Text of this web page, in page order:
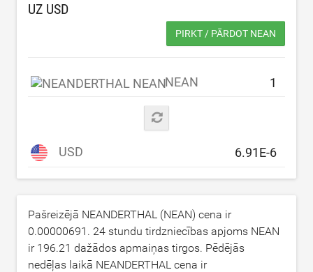
UZ USD
PIRKT / PĀRDOT NEAN
NEAN
USD
Pašreizējā NEANDERTHAL (NEAN) cena ir
0.00000691 . 24 stundu tirdzniecības apjoms NEAN
ir 196.21 dažādos apmaiņas tirgos. Pēdējās
nedēļas laikā NEANDERTHAL cena ir